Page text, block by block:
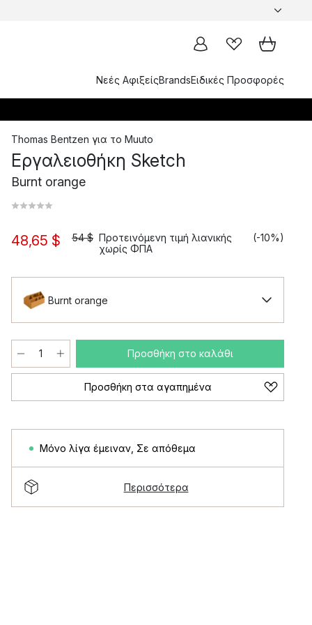
Νεές ΑφιξείςBrandsΕιδικές Προσφορές
Thomas Bentzen για το Muuto
Εργαλειοθήκη Sketch
Burnt orange
48,65 $ 54 $ Προτεινόμενη τιμή λιανικής
χωρίς ΦΠΑ
(-10%)
Burnt orange
Προσθήκη στο καλάθι
Προσθήκη στα αγαπημένα
Μόνο λίγα έμειναν Σε απόθεμα
Περισσότερα